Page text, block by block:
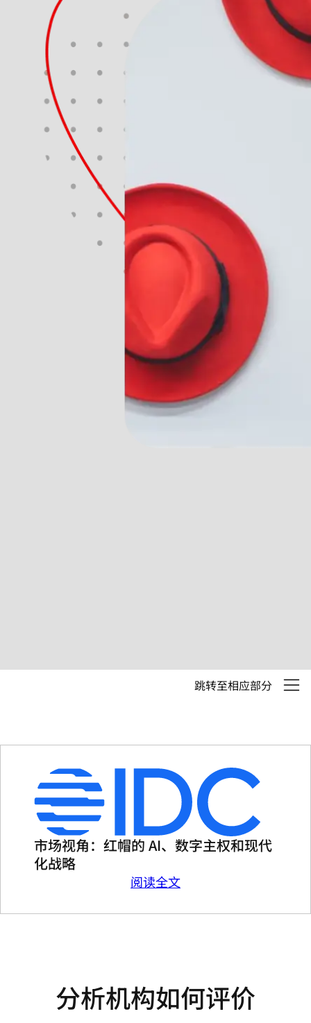
跳转至相应部分
市场视角：红帽的 AI、数字主权和现代
化战略
阅读全文
分析机构如何评价